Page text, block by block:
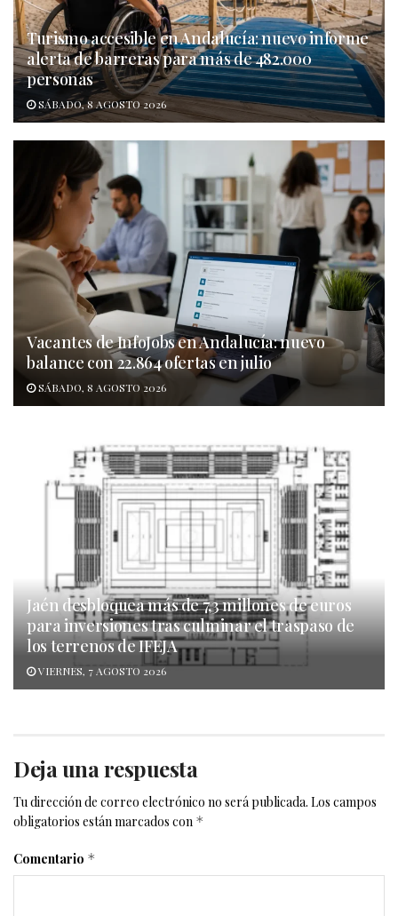
Turismo accesible en Andalucía: nuevo informe
alerta de barreras para más de 482.000
personas
SÁBADO, 8 AGOSTO 2026
Vacantes de InfoJobs en Andalucía: nuevo
balance con 22.864 ofertas en julio
SÁBADO, 8 AGOSTO 2026
Jaén desbloquea más de 7,3 millones de euros
para inversiones tras culminar el traspaso de
los terrenos de IFEJA
VIERNES, 7 AGOSTO 2026
Deja una respuesta
Tu dirección de correo electrónico no será publicada. Los campos
obligatorios están marcados con *
Comentario *